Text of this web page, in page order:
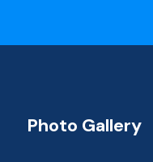
Photo Gallery